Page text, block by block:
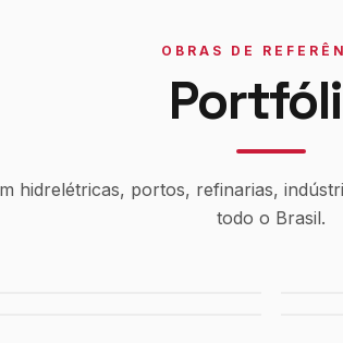
OBRAS DE
hidrelétricas, portos, refinarias,
todo o Brasil.